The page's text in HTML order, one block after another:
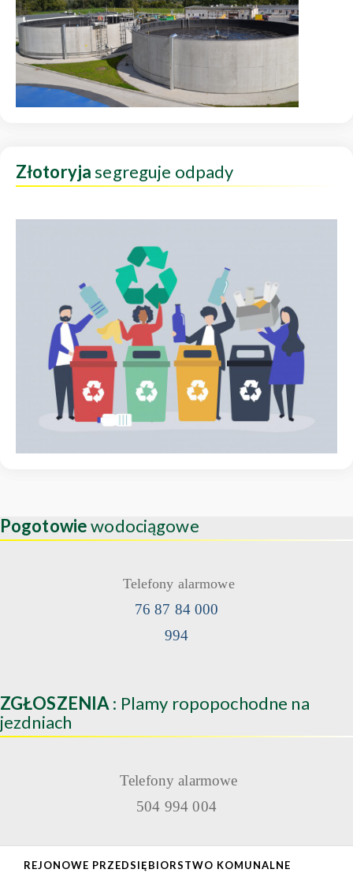
Złotoryjasegreguje odpady
Pogotowiewodociągowe
Telefony alarmowe
76 87 84 000
994
ZGŁOSZENIA : Plamy ropopochodne na
jezdniach
Telefony alarmowe
504 994 004
REJONOWE PRZEDSIĘBIORSTWO KOMUNALNE